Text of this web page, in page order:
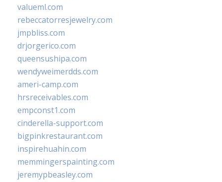
valueml.com
rebeccatorresjewelry.com
jmpbliss.com
drjorgerico.com
queensushipa.com
wendyweimerdds.com
ameri-camp.com
hrsreceivables.com
empconst1.com
cinderella-support.com
bigpinkrestaurant.com
inspirehuahin.com
memmingerspainting.com
jeremypbeasley.com